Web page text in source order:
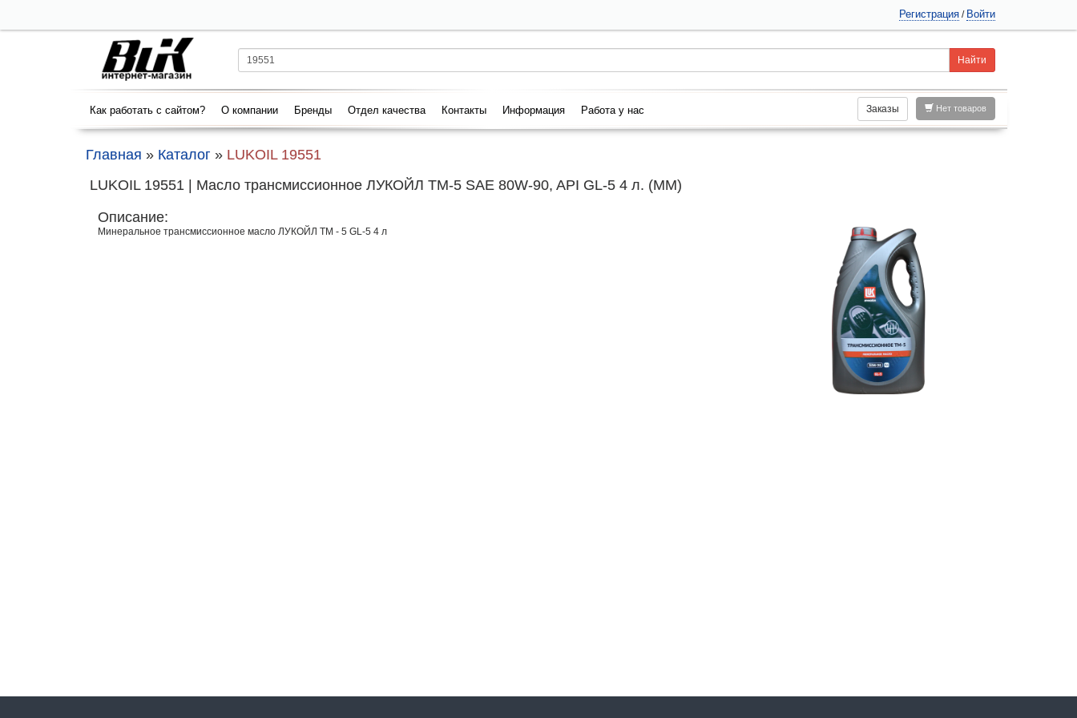
Регистрация / Войти
Как работать с сайтом? О компании Бренды Отдел качества Контакты Информация Работа у нас Нет товаров
Заказы
Главная » Каталог » LUKOIL 19551
LUKOIL 19551 | Масло трансмиссионное ЛУКОЙЛ ТМ-5 SAE 80W-90, API GL-5 4 л. (ММ)
Описание:
Минеральное трансмиссионное масло ЛУКОЙЛ ТМ - 5 GL-5 4 л